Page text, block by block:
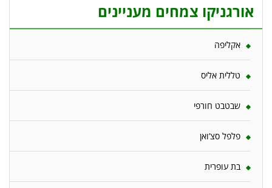
אורגניקו צמחים מעניינים
אקליפה
טללית אליס
שבטבט חורפי
פלפל סצ’ואן
בת עופרית